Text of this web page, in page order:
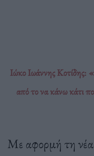
Ιώκο Ιωάννης Κοτίδης:
από το να κάνω κάτι
Με αφορμή τη νέα